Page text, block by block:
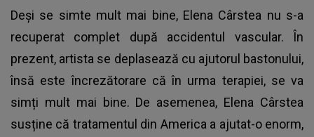
Deși se simte mult mai bine, Elena Cârstea nu s-a
recuperat complet după accidentul vascular. În
prezent, artista se deplasează cu ajutorul bastonului,
însă este încrezătorare că în urma terapiei, se va
simți mult mai bine. De asemenea, Elena Cârstea
susține că tratamentul din America a ajutat-o enorm,